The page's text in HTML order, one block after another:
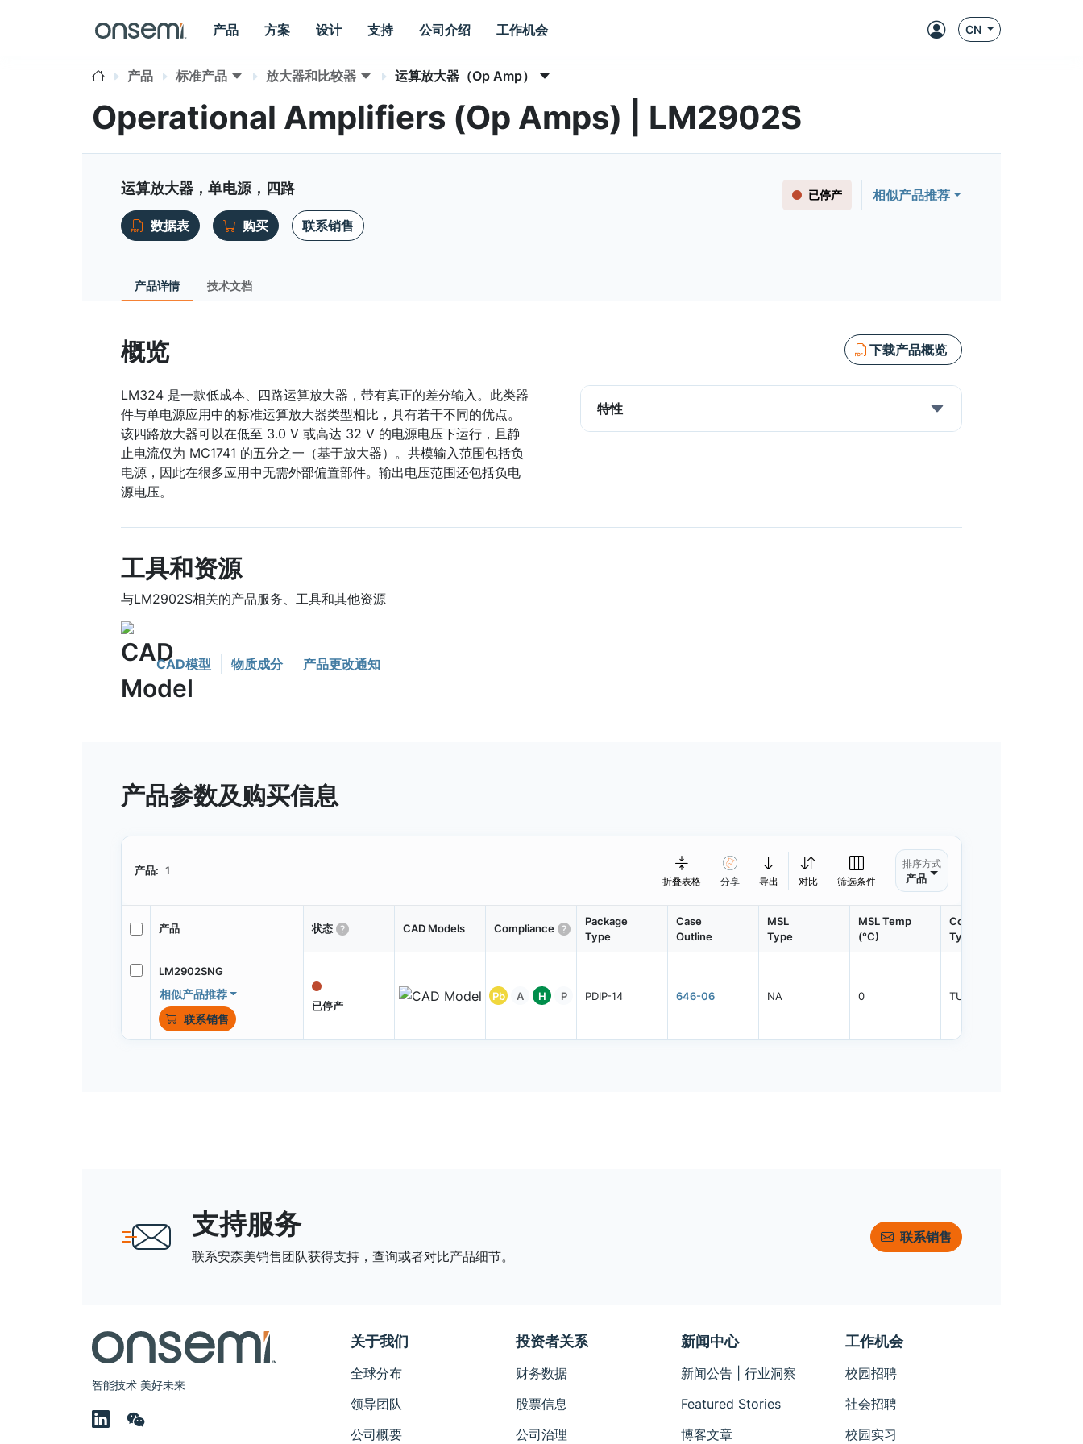
产品 方案 设计 支持 公司介绍 工作机会 CN
产品 标准产品 放大器和比较器 运算放大器（Op Amp）
Operational Amplifiers (Op Amps) | LM2902S
运算放大器，单电源，四路 已停产
相似产品推荐
数据表
购买 联系销售
产品详情 技术文档
概览 下载产品概览
LM324 是一款低成本、四路运算放大器，带有真正的差分输入。此类器
件与单电源应用中的标准运算放大器类型相比，具有若干不同的优点。
该四路放大器可以在低至 3.0 V 或高达 32 V 的电源电压下运行，且静
止电流仅为 MC1741 的五分之一（基于放大器）。共模输入范围包括负
电源，因此在很多应用中无需外部偏置部件。输出电压范围还包括负电
源电压。
特性
工具和资源
与LM2902S相关的产品服务、工具和其他资源
CAD模型 物质成分 产品更改通知
产品参数及购买信息
产品: 1
折叠表格 分享 导出 对比 筛选条件
排序方式
产品
产品 状态 CAD Models Compliance
Package
Type
Case
Outline
MSL
Type
MSL Temp
(°C)
Container
Type
LM2902SNG
相似产品推荐
联系销售
已停产
Pb A H P PDIP-14 646-06 NA 0 TUBE
支持服务
联系安森美销售团队获得支持，查询或者对比产品细节。
联系销售
智能技术 美好未来
关于我们
全球分布
领导团队
公司概要
投资者关系
财务数据
股票信息
公司治理
新闻中心
新闻公告 | 行业洞察
Featured Stories
博客文章
工作机会
校园招聘
社会招聘
校园实习